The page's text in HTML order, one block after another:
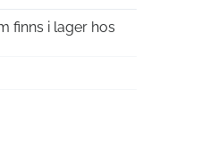
finns i lager hos